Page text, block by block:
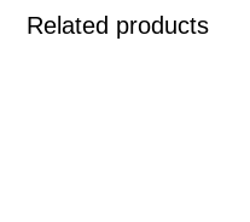
Related products